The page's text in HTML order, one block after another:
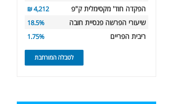
הפקדה חוד' מקסימלית ק"פ 4,212 ₪
שיעורי הפרשה פנסיית חובה 18.5%
ריבית הפריים 1.75%
לטבלה המורחבת